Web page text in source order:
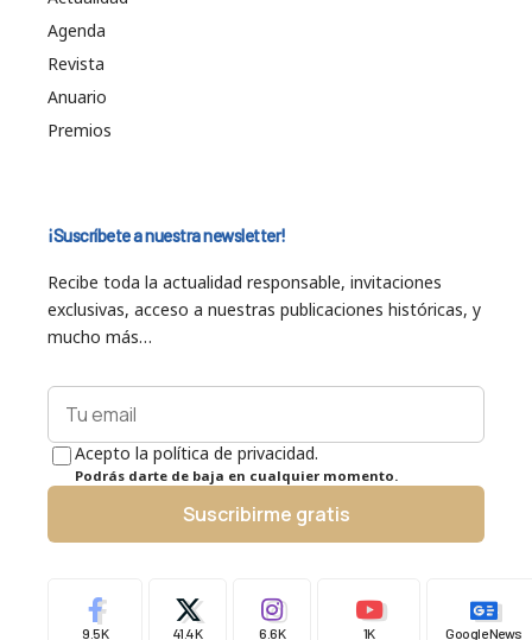
Agenda
Revista
Anuario
Premios
¡Suscríbete a nuestra newsletter!
Recibe toda la actualidad responsable, invitaciones
exclusivas, acceso a nuestras publicaciones históricas, y
mucho más…
Acepto la política de privacidad.
Podrás darte de baja en cualquier momento.
Suscribirme gratis
9.5K 41.4K 6.6K 1K Google News